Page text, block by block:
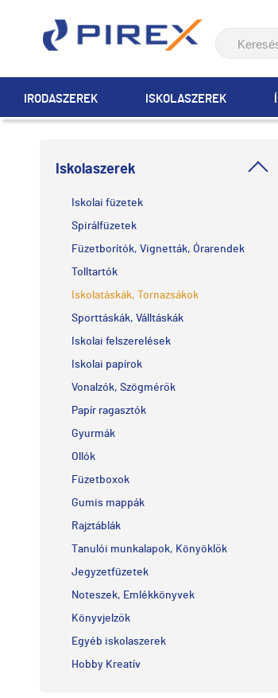
IRODASZEREK ISKOLASZEREK
Iskolaszerek
Iskolai füzetek
Spirálfüzetek
Füzetborítók, Vignetták, Órarendek
Tolltartók
Iskolatáskák, Tornazsákok
Sporttáskák, Válltáskák
Iskolai felszerelések
Iskolai papírok
Vonalzók, Szögmérők
Papír ragasztók
Gyurmák
Ollók
Füzetboxok
Gumis mappák
Rajztáblák
Tanulói munkalapok, Könyöklők
Jegyzetfüzetek
Noteszek, Emlékkönyvek
Könyvjelzők
Egyéb iskolaszerek
Hobby Kreatív